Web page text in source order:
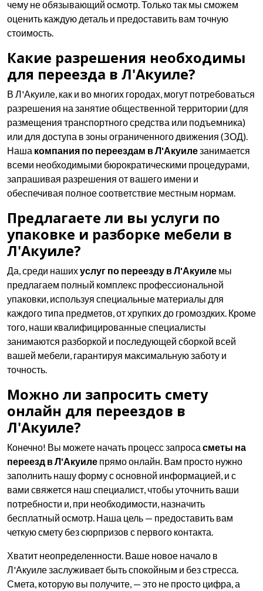
чему не обязывающий осмотр. Только так мы сможем
оценить каждую деталь и предоставить вам точную
стоимость.
Какие разрешения необходимы
для переезда в Л'Акуиле?
В Л'Акуиле, как и во многих городах, могут потребоваться
разрешения на занятие общественной территории (для
размещения транспортного средства или подъемника)
или для доступа в зоны ограниченного движения (ЗОД).
Наша компания по переездам в Л'Акуилезанимается
всеми необходимыми бюрократическими процедурами,
запрашивая разрешения от вашего имени и
обеспечивая полное соответствие местным нормам.
Предлагаете ли вы услуги по
упаковке и разборке мебели в
Л'Акуиле?
Да, среди нашихуслуг по переезду в Л'Акуиле мы
предлагаем полный комплекс профессиональной
упаковки, используя специальные материалы для
каждого типа предметов, от хрупких до громоздких. Кроме
того, наши квалифицированные специалисты
занимаются разборкой и последующей сборкой всей
вашей мебели, гарантируя максимальную заботу и
точность.
Можно ли запросить смету
онлайн для переездов в
Л'Акуиле?
Конечно! Вы можете начать процесс запроса сметы на
переезд в Л'Акуиле прямо онлайн. Вам просто нужно
заполнить нашу форму с основной информацией, и с
вами свяжется наш специалист, чтобы уточнить ваши
потребности и, при необходимости, назначить
бесплатный осмотр. Наша цель — предоставить вам
четкую смету без сюрпризов с первого контакта.
Хватит неопределенности. Ваше новое начало в
Л'Акуиле заслуживает быть спокойным и без стресса.
Смета, которую вы получите, — это не просто цифра, а